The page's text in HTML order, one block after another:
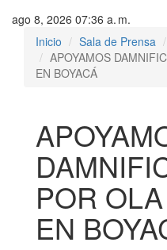
ago 8, 2026 07:36 a. m.
Inicio
Sala de Prensa
APOYAMOS
EN BOYACÁ
POR
EN